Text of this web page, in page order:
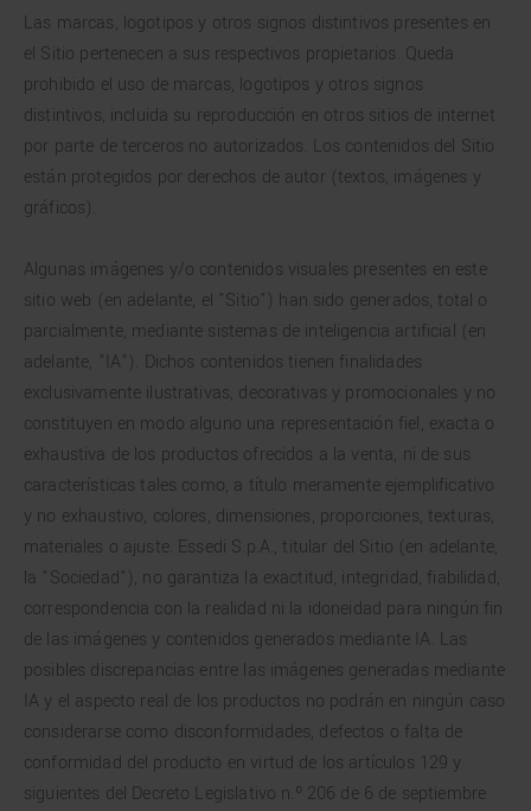
Las marcas, logotipos y otros signos distintivos presentes en
el Sitio pertenecen a sus respectivos propietarios. Queda
prohibido el uso de marcas, logotipos y otros signos
distintivos, incluida su reproducción en otros sitios de internet
por parte de terceros no autorizados. Los contenidos del Sitio
están protegidos por derechos de autor (textos, imágenes y
gráficos).
Algunas imágenes y/o contenidos visuales presentes en este
sitio web (en adelante, el "Sitio") han sido generados, total o
parcialmente, mediante sistemas de inteligencia artificial (en
adelante, "IA"). Dichos contenidos tienen finalidades
exclusivamente ilustrativas, decorativas y promocionales y no
constituyen en modo alguno una representación fiel, exacta o
exhaustiva de los productos ofrecidos a la venta, ni de sus
características tales como, a título meramente ejemplificativo
y no exhaustivo, colores, dimensiones, proporciones, texturas,
materiales o ajuste. Essedi S.p.A., titular del Sitio (en adelante,
la "Sociedad"), no garantiza la exactitud, integridad, fiabilidad,
correspondencia con la realidad ni la idoneidad para ningún fin
de las imágenes y contenidos generados mediante IA. Las
posibles discrepancias entre las imágenes generadas mediante
IA y el aspecto real de los productos no podrán en ningún caso
considerarse como disconformidades, defectos o falta de
conformidad del producto en virtud de los artículos 129 y
siguientes del Decreto Legislativo n.º 206 de 6 de septiembre